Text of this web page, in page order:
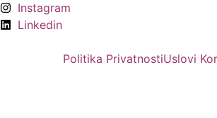
Instagram
Linkedin
Politika PrivatnostiUslovi